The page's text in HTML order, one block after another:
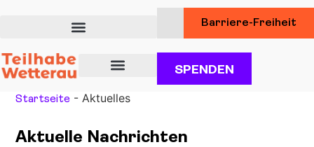
Barriere-Freiheit
SPENDEN
Startseite - Aktuelles
Aktuelle Nachrichten